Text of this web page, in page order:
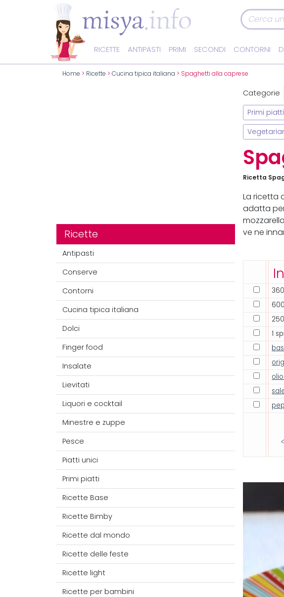
RICETTE ANTIPASTI PRIMI SECONDI CONTORNI
Home > Ricette > Cucina tipica italiana > Spaghetti alla caprese
Ricette
Antipasti
Conserve
Contorni
Cucina tipica italiana
Dolci
Finger food
Insalate
Lievitati
Liquori e cocktail
Minestre e zuppe
Pesce
Piatti unici
Primi piatti
Ricette Base
Ricette Bimby
Ricette dal mondo
Ricette delle feste
Ricette light
Ricette per bambini
Categorie
Primi
Ricetta
La ricetta
adatta
ve ne
1